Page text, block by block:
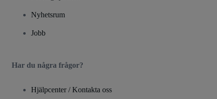
Nyhetsrum
Jobb
Har du några frågor?
Hjälpcenter / Kontakta oss